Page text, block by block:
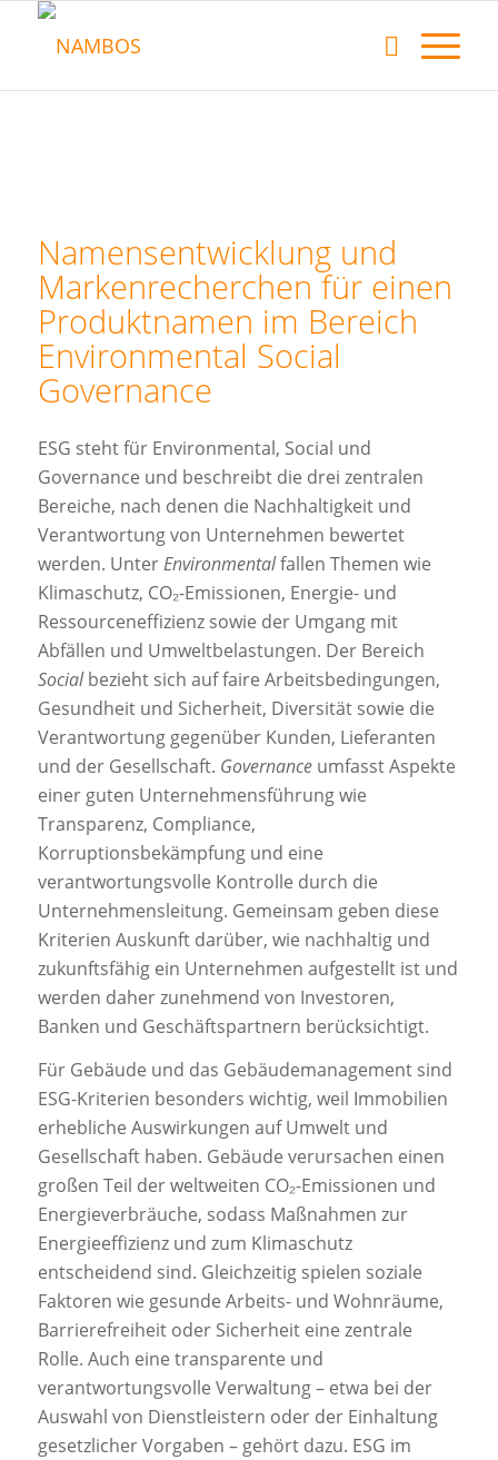
Namensentwicklung und
Markenrecherchen für einen
Produktnamen im Bereich
Environmental Social
Governance
ESG steht für Environmental, Social und
Governance und beschreibt die drei zentralen
Bereiche, nach denen die Nachhaltigkeit und
Verantwortung von Unternehmen bewertet
werden. UnterEnvironmentalfallen Themen wie
Klimaschutz, CO₂-Emissionen, Energie- und
Ressourceneffizienz sowie der Umgang mit
Abfällen und Umweltbelastungen. Der Bereich
Socialbezieht sich auf faire Arbeitsbedingungen,
Gesundheit und Sicherheit, Diversität sowie die
Verantwortung gegenüber Kunden, Lieferanten
und der Gesellschaft. Governanceumfasst Aspekte
einer guten Unternehmensführung wie
Transparenz, Compliance,
Korruptionsbekämpfung und eine
verantwortungsvolle Kontrolle durch die
Unternehmensleitung. Gemeinsam geben diese
Kriterien Auskunft darüber, wie nachhaltig und
zukunftsfähig ein Unternehmen aufgestellt ist und
werden daher zunehmend von Investoren,
Banken und Geschäftspartnern berücksichtigt.
Für Gebäude und das Gebäudemanagement sind
ESG-Kriterien besonders wichtig, weil Immobilien
erhebliche Auswirkungen auf Umwelt und
Gesellschaft haben. Gebäude verursachen einen
großen Teil der weltweiten CO₂-Emissionen und
Energieverbräuche, sodass Maßnahmen zur
Energieeffizienz und zum Klimaschutz
entscheidend sind. Gleichzeitig spielen soziale
Faktoren wie gesunde Arbeits- und Wohnräume,
Barrierefreiheit oder Sicherheit eine zentrale
Rolle. Auch eine transparente und
verantwortungsvolle Verwaltung – etwa bei der
Auswahl von Dienstleistern oder der Einhaltung
gesetzlicher Vorgaben – gehört dazu. ESG im